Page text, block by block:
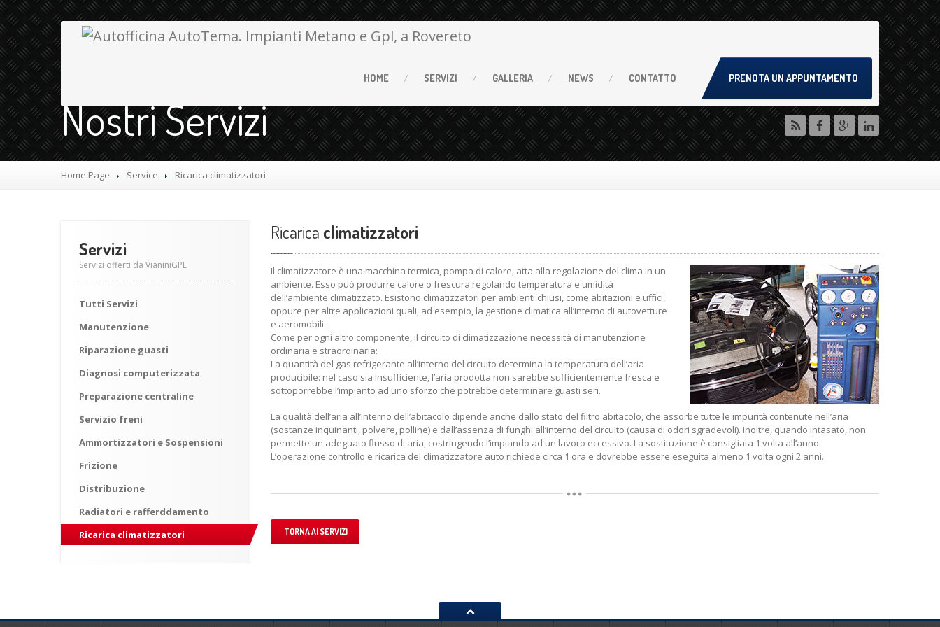
HOME SERVIZI GALLERIA NEWS CONTATTO PRENOTA UN APPUNTAMENTO
Nostri Servizi
Home Page Service Ricarica climatizzatori
Servizi
Servizi offerti da VianiniGPL
Tutti Servizi
Manutenzione
Riparazione guasti
Diagnosi computerizzata
Preparazione centraline
Servizio freni
Ammortizzatori e Sospensioni
Frizione
Distribuzione
Radiatori e rafferddamento
Ricarica climatizzatori
Ricarica climatizzatori
Il climatizzatore è una macchina termica, pompa di calore, atta alla regolazione del clima in un
ambiente. Esso può produrre calore o frescura regolando temperatura e umidità
dell’ambiente climatizzato. Esistono climatizzatori per ambienti chiusi, come abitazioni e uffici,
oppure per altre applicazioni quali, ad esempio, la gestione climatica all’interno di autovetture
e aeromobili.
Come per ogni altro componente, il circuito di climatizzazione necessità di manutenzione
ordinaria e straordinaria:
La quantità del gas refrigerante all’interno del circuito determina la temperatura dell’aria
producibile: nel caso sia insufficiente, l’aria prodotta non sarebbe sufficientemente fresca e
sottoporrebbe l’impianto ad uno sforzo che potrebbe determinare guasti seri.
La qualità dell’aria all’interno dell’abitacolo dipende anche dallo stato del filtro abitacolo, che assorbe tutte le impurità contenute nell’aria
(sostanze inquinanti, polvere, polline) e dall’assenza di funghi all’interno del circuito (causa di odori sgradevoli). Inoltre, quando intasato, non
permette un adeguato flusso di aria, costringendo l’impiando ad un lavoro eccessivo. La sostituzione è consigliata 1 volta all’anno.
L’operazione controllo e ricarica del climatizzatore auto richiede circa 1 ora e dovrebbe essere eseguita almeno 1 volta ogni 2 anni.
TORNA AI SERVIZI